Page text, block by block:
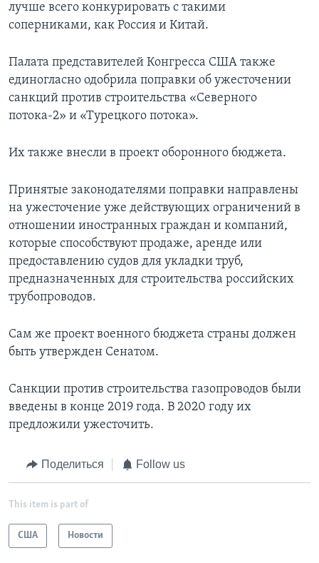
лучше всего конкурировать с такими
соперниками, как Россия и Китай.
Палата представителей Конгресса США также
единогласно одобрила поправки об ужесточении
санкций против строительства «Северного
потока-2» и «Турецкого потока».
Их также внесли в проект оборонного бюджета.
Принятые законодателями поправки направлены
на ужесточение уже действующих ограничений в
отношении иностранных граждан и компаний,
которые способствуют продаже, аренде или
предоставлению судов для укладки труб,
предназначенных для строительства российских
трубопроводов.
Сам же проект военного бюджета страны должен
быть утвержден Сенатом.
Санкции против строительства газопроводов были
введены в конце 2019 года. В 2020 году их
предложили ужесточить.
Поделиться Follow us
This item is part of
США Новости